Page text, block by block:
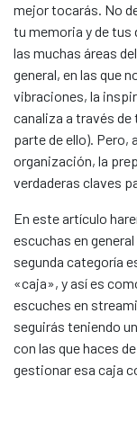
mejor tocarás. No
tu memoria y de tus
las muchas áreas
general, en las que
vibraciones, la
canaliza a través de
parte de ello). Pero,
organización, la
verdaderas claves
En este artículo
escuchas en
segunda categoría
«caja», y así es
escuches en
seguirás teniendo
con las que haces
gestionar esa caja